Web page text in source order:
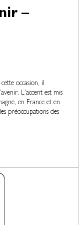
–
occasion, il
L'accent est mis
en France et en
préoccupations des